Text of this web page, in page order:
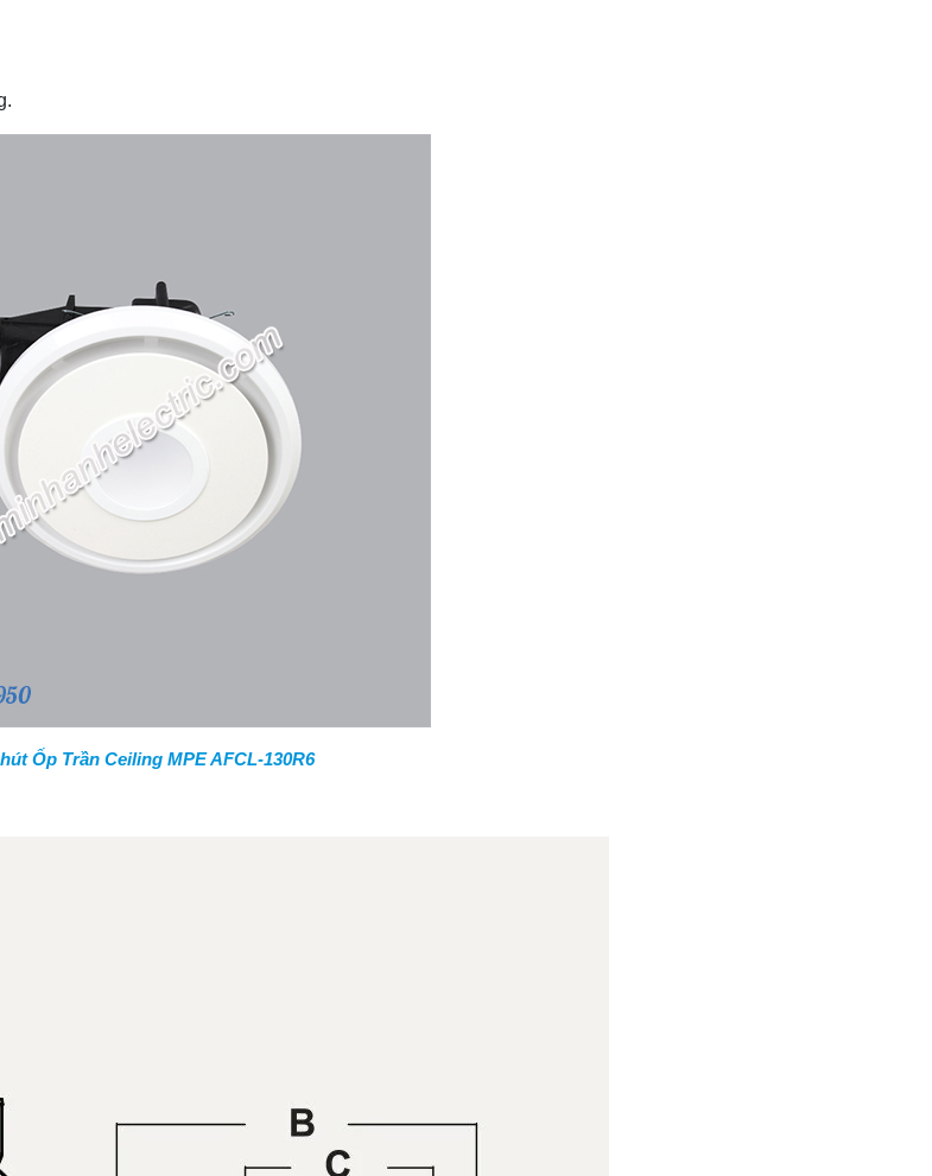
Ốp Trần Ceiling MPE AFCL-130R6